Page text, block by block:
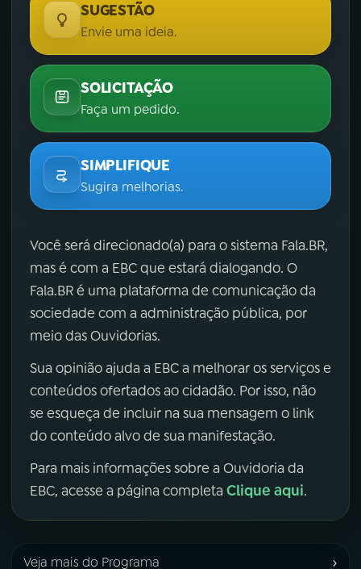
SUGESTÃO
Envie uma ideia.
SOLICITAÇÃO
Faça um pedido.
SIMPLIFIQUE
Sugira melhorias.
Você será direcionado(a) para o sistema Fala.BR,
mas é com a EBC que estará dialogando. O
Fala.BR é uma plataforma de comunicação da
sociedade com a administração pública, por
meio das Ouvidorias.
Sua opinião ajuda a EBC a melhorar os serviços e
conteúdos ofertados ao cidadão. Por isso, não
se esqueça de incluir na sua mensagem o link
do conteúdo alvo de sua manifestação.
Para mais informações sobre a Ouvidoria da
EBC, acesse a página completa Clique aqui.
Veja mais do Programa ›